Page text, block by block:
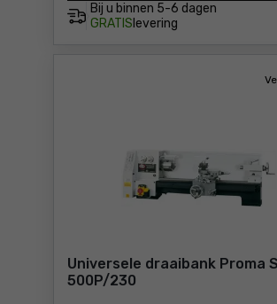
Bij u binnen 5-6 dagen
GRATIS levering
Universele draaibank Proma
500P/230